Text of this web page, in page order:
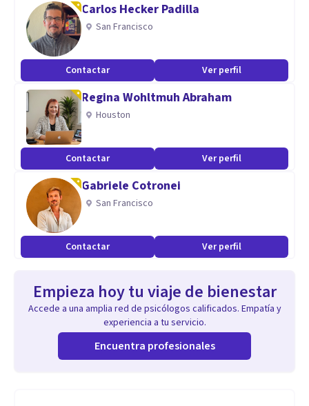
Carlos Hecker Padilla
San Francisco
Contactar Ver perfil
Regina Wohltmuh Abraham
Houston
Contactar Ver perfil
Gabriele Cotronei
San Francisco
Contactar Ver perfil
Empieza hoy tu viaje de bienestar
Accede a una amplia red de psicólogos calificados. Empatía y
experiencia a tu servicio.
Encuentra profesionales